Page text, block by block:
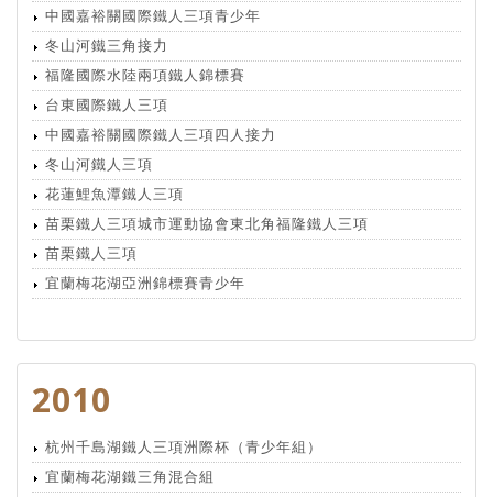
中國嘉裕關國際鐵人三項青少年
冬山河鐵三角接力
福隆國際水陸兩項鐵人錦標賽
台東國際鐵人三項
中國嘉裕關國際鐵人三項四人接力
冬山河鐵人三項
花蓮鯉魚潭鐵人三項
苗栗鐵人三項城市運動協會東北角福隆鐵人三項
苗栗鐵人三項
宜蘭梅花湖亞洲錦標賽青少年
2010
杭州千島湖鐵人三項洲際杯（青少年組）
宜蘭梅花湖鐵三角混合組